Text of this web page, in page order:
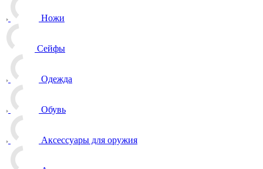
Ножи
Сейфы
Одежда
Обувь
Аксессуары для оружия